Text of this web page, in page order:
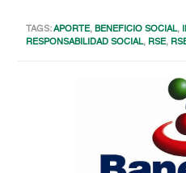
TAGS:APORTE,BENEFICIO SOCIAL,
RESPONSABILIDAD SOCIAL, RSE,